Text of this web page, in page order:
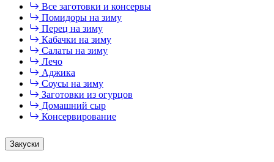
Все заготовки и консервы
Помидоры на зиму
Перец на зиму
Кабачки на зиму
Салаты на зиму
Лечо
Аджика
Соусы на зиму
Заготовки из огурцов
Домашний сыр
Консервирование
Закуски